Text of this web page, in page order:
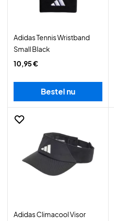
Adidas Tennis Wristband
Small Black
10,95 €
Bestel nu
Adidas Climacool Visor